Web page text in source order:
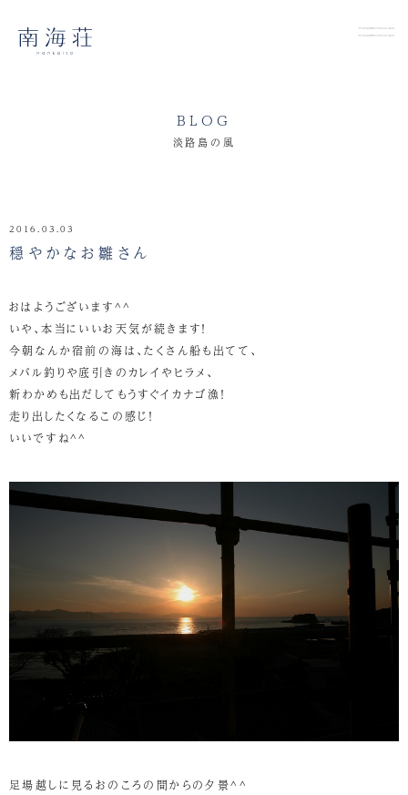
BLOG
淡路島の風
2016.03.03
穏やかなお雛さん
おはようございます^^
いや、本当にいいお天気が続きます！
今朝なんか宿前の海は、たくさん船も出てて、
メバル釣りや底引きのカレイやヒラメ、
新わかめも出だしてもうすぐイカナゴ漁！
走り出したくなるこの感じ！
いいですね^^
足場越しに見るおのころの間からの夕景^^